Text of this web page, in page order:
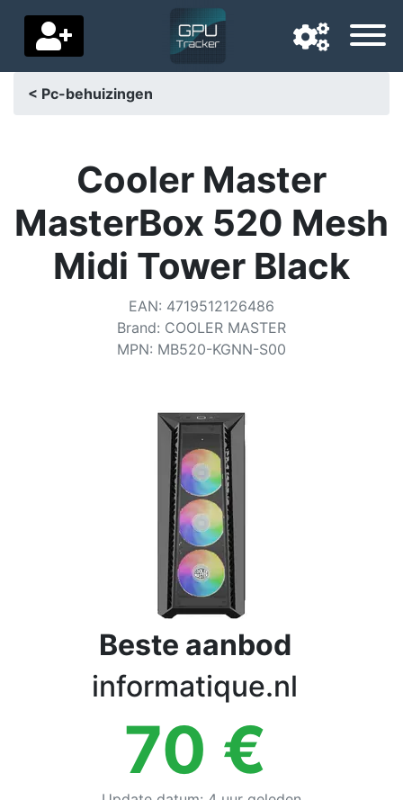
Favoriete bezorgland
Startpagina
Prijs daalt
Instellingen
< Pc-behuizingen
Cooler Master
MasterBox 520 Mesh
Midi Tower Black
EAN: 4719512126486
Brand: COOLER MASTER
MPN: MB520-KGNN-S00
Beste aanbod
informatique.nl
70 €